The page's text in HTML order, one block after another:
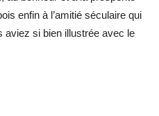
enfin à l’amitié séculaire qui
aviez si bien illustrée avec le